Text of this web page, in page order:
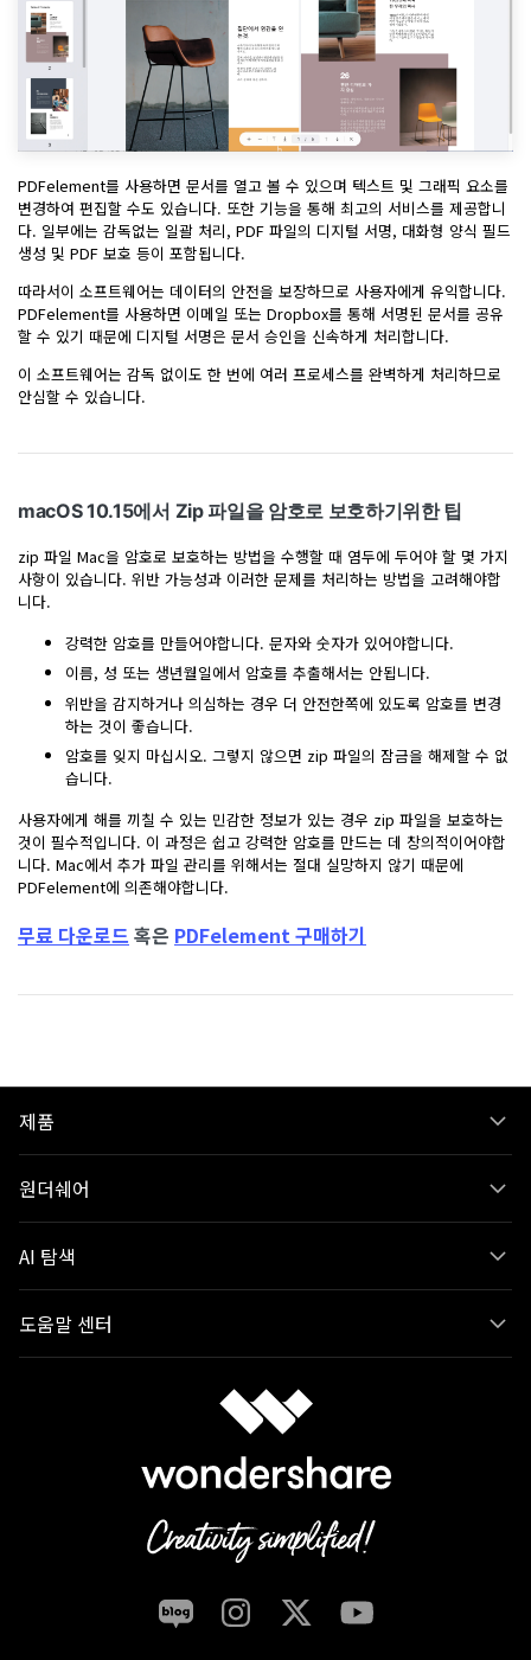
PDFelement를 사용하면 문서를 열고 볼 수 있으며 텍스트 및 그래픽 요소를
변경하여 편집할 수도 있습니다. 또한 기능을 통해 최고의 서비스를 제공합니
다. 일부에는 감독없는 일괄 처리, PDF 파일의 디지털 서명, 대화형 양식 필드
생성 및 PDF 보호 등이 포함됩니다.
따라서이 소프트웨어는 데이터의 안전을 보장하므로 사용자에게 유익합니다.
PDFelement를 사용하면 이메일 또는 Dropbox를 통해 서명된 문서를 공유
할 수 있기 때문에 디지털 서명은 문서 승인을 신속하게 처리합니다.
이 소프트웨어는 감독 없이도 한 번에 여러 프로세스를 완벽하게 처리하므로
안심할 수 있습니다.
macOS 10.15에서 Zip 파일을 암호로 보호하기위한 팁
zip 파일 Mac을 암호로 보호하는 방법을 수행할 때 염두에 두어야 할 몇 가지
사항이 있습니다. 위반 가능성과 이러한 문제를 처리하는 방법을 고려해야합
니다.
강력한 암호를 만들어야합니다. 문자와 숫자가 있어야합니다.
이름, 성 또는 생년월일에서 암호를 추출해서는 안됩니다.
위반을 감지하거나 의심하는 경우 더 안전한쪽에 있도록 암호를 변경
하는 것이 좋습니다.
암호를 잊지 마십시오. 그렇지 않으면 zip 파일의 잠금을 해제할 수 없
습니다.
사용자에게 해를 끼칠 수 있는 민감한 정보가 있는 경우 zip 파일을 보호하는
것이 필수적입니다. 이 과정은 쉽고 강력한 암호를 만드는 데 창의적이어야합
니다. Mac에서 추가 파일 관리를 위해서는 절대 실망하지 않기 때문에
PDFelement에 의존해야합니다.
무료 다운로드 혹은 PDFelement 구매하기
제품
원더쉐어
AI 탐색
도움말 센터